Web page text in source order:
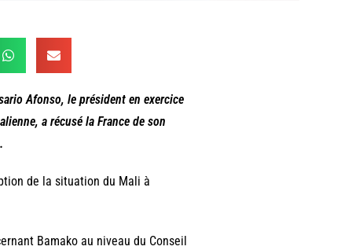
Afonso, le président en exercice
a récusé la France de son
de la situation du Mali à
Bamako au niveau du Conseil